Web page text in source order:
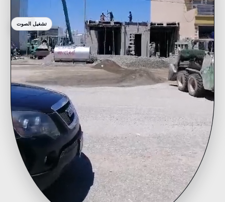
تشغيل الصوت